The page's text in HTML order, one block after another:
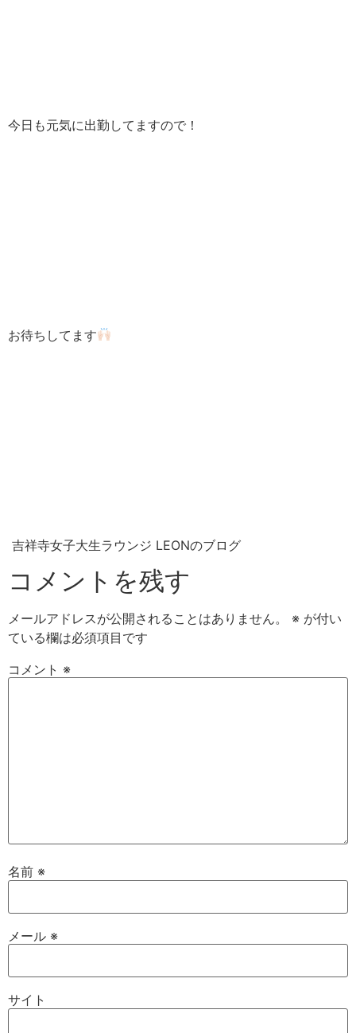
今日も元気に出勤してますので！
お待ちしてます
吉祥寺女子大生ラウンジ LEONのブログ
コメントを残す
メールアドレスが公開されることはありません。 ※ が付い
ている欄は必須項目です
コメント ※
名前 ※
メール ※
サイト